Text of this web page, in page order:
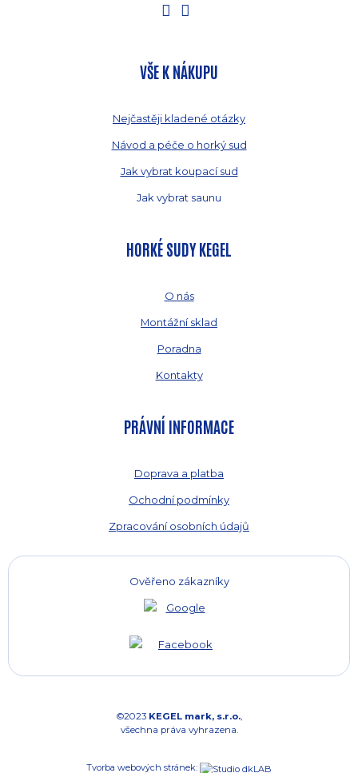
VŠE K NÁKUPU
Nejčastěji kladené otázky
Návod a péče o horký sud
Jak vybrat koupací sud
Jak vybrat saunu
HORKÉ SUDY KEGEL
O nás
Montážní sklad
Poradna
Kontakty
PRÁVNÍ INFORMACE
Doprava a platba
Ochodní podmínky
Zpracování osobních údajů
Ověřeno zákazníky
Tvorba webových stránek:
©2023 KEGEL mark, s.r.o.,
všechna práva vyhrazena.